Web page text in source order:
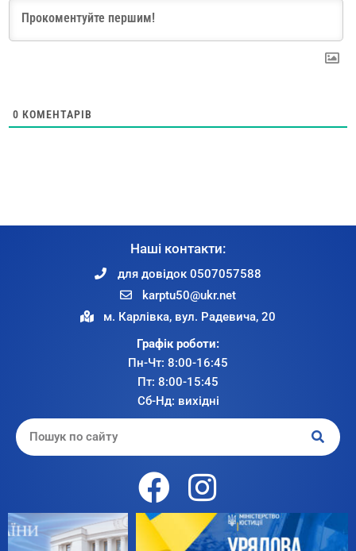
0 КОМЕНТАРІВ
Наші контакти:
для довідок 0507057588
karptu50@ukr.net
м. Карлівка, вул. Радевича, 20
Графік роботи:
Пн-Чт: 8:00-16:45
Пт: 8:00-15:45
Сб-Нд: вихідні